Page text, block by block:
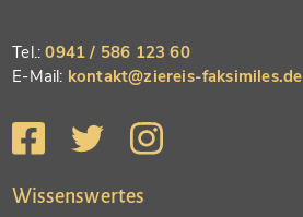
Tel.:0941 / 586 123 60
E-Mail: kontakt@ziereis-faksimiles.de
Wissenswertes